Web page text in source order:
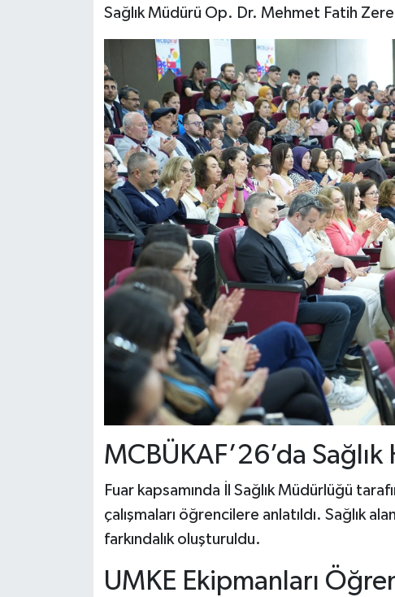
Sağlık Müdürü Op. Dr. Mehmet Fatih
MCBÜKAF’26’da Sağlık
Fuar kapsamında İl Sağlık Müdürlüğü
çalışmaları öğrencilere anlatıldı. Sağlık
farkındalık oluşturuldu.
UMKE Ekipmanları